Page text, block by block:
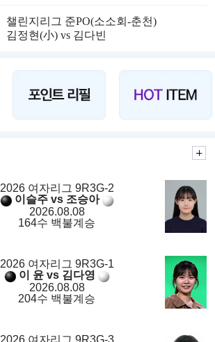
챌린지리그 준PO(소소회-춘천)
김정현(小) vs 김다빈
2026 여자리그 9R3G-2
이슬주 vs 조승아
2026.08.08
164수 백불계승
2026 여자리그 9R3G-1
이 윤 vs 김다영
2026.08.08
204수 백불계승
2026 여자리그 9R3G-3